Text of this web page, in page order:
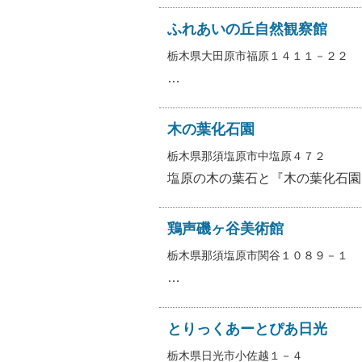
ふれあいの丘自然観察館
栃木県大田原市福原１４１１－２２
…
木の葉化石園
栃木県那須塩原市中塩原４７２
塩原の木の葉石と『木の葉化石
鶏声磯ヶ谷美術館
栃木県那須塩原市関谷１０８９－１
…
とりっくあーとぴあ日光
栃木県日光市小佐越１－４